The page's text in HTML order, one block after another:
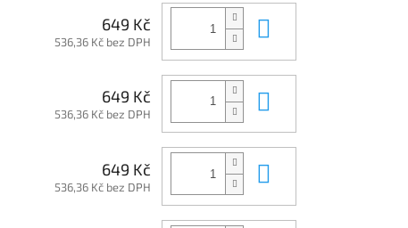
649 Kč
536,36 Kč bez DPH
649 Kč
536,36 Kč bez DPH
649 Kč
536,36 Kč bez DPH